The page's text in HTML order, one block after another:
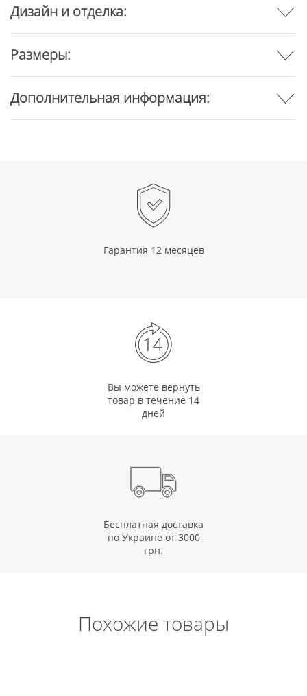
Дизайн и отделка:
Размеры:
Дополнительная информация:
Гарантия 12 месяцев
Вы можете вернуть
товар в течение 14
дней
Бесплатная доставка
по Украине от 3000
грн.
Похожие товары